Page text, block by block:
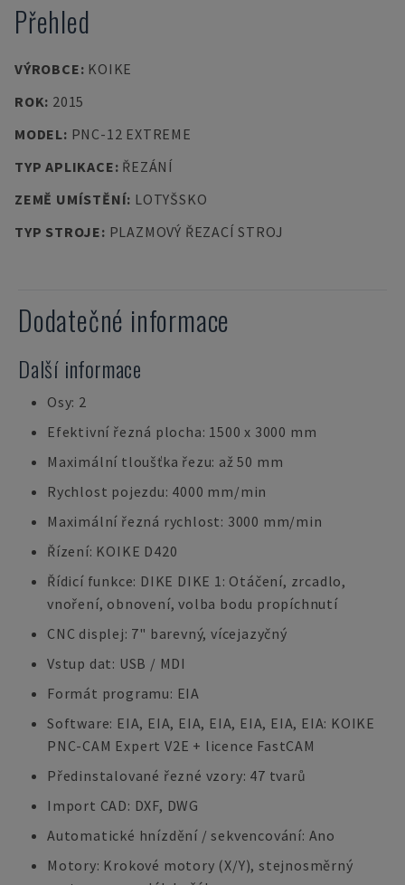
Přehled
VÝROBCE: KOIKE
ROK: 2015
MODEL: PNC-12 EXTREME
TYP APLIKACE: ŘEZÁNÍ
ZEMĚ UMÍSTĚNÍ: LOTYŠSKO
TYP STROJE: PLAZMOVÝ ŘEZACÍ STROJ
Dodatečné informace
Další informace
Osy: 2
Efektivní řezná plocha: 1500 x 3000 mm
Maximální tloušťka řezu: až 50 mm
Rychlost pojezdu: 4000 mm/min
Maximální řezná rychlost: 3000 mm/min
Řízení: KOIKE D420
Řídicí funkce: DIKE DIKE 1: Otáčení, zrcadlo,
vnoření, obnovení, volba bodu propíchnutí
CNC displej: 7" barevný, vícejazyčný
Vstup dat: USB / MDI
Formát programu: EIA
Software: EIA, EIA, EIA, EIA, EIA, EIA, EIA: KOIKE
PNC-CAM Expert V2E + licence FastCAM
Předinstalované řezné vzory: 47 tvarů
Import CAD: DXF, DWG
Automatické hnízdění / sekvencování: Ano
Motory: Krokové motory (X/Y), stejnosměrný